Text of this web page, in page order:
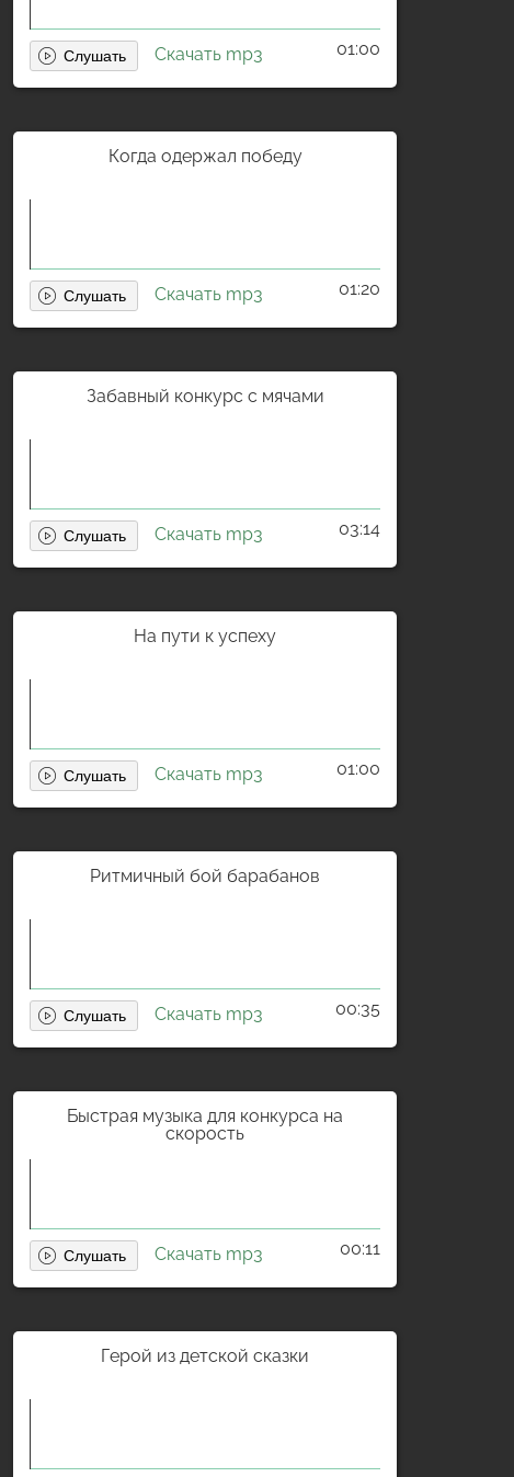
Скачать mp3 01:00
Когда одержал победу
Скачать mp3 01:20
Забавный конкурс с мячами
Скачать mp3 03:14
На пути к успеху
Скачать mp3 01:00
Ритмичный бой барабанов
Скачать mp3 00:35
Быстрая музыка для конкурса на
скорость
Скачать mp3 00:11
Герой из детской сказки